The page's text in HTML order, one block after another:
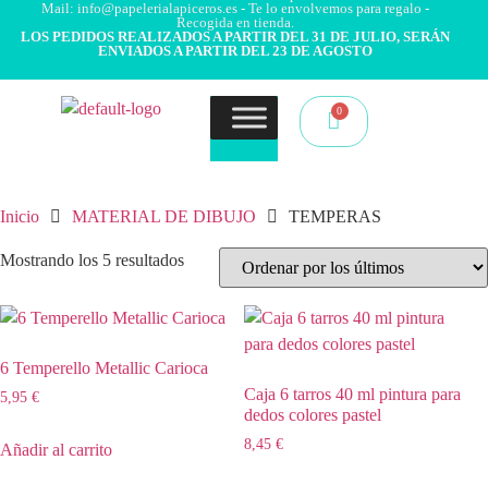
Mail: info@papelerialapiceros.es - Te lo envolvemos para regalo -
Recogida en tienda.
LOS PEDIDOS REALIZADOS A PARTIR DEL 31 DE JULIO, SERÁN
ENVIADOS A PARTIR DEL 23 DE AGOSTO
Inicio MATERIAL DE DIBUJO TEMPERAS
Mostrando los 5 resultados
6 Temperello Metallic Carioca
5,95 €
Añadir al carrito
Caja 6 tarros 40 ml pintura para
dedos colores pastel
8,45 €